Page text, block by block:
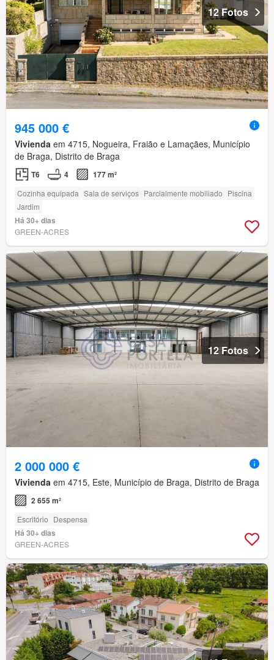
12 Fotos
945 000 €
Vivienda em 4715, Nogueira, Fraião e Lamaçães, Município
de Braga, Distrito de Braga
T6 4 177 m²
Cozinha equipada Sala de serviços Parcialmente mobiliado Piscina
Jardim
Há 30+ dias
GREEN-ACRES
12 Fotos
2 000 000 €
Vivienda em 4715, Este, Município de Braga, Distrito de Braga
2 655 m²
Escritório Despensa
Há 30+ dias
GREEN-ACRES